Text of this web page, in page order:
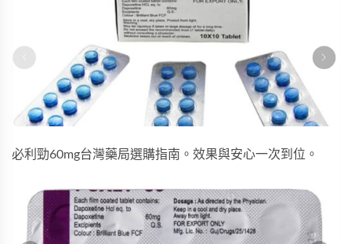
必利勁60mg台灣藥局選購指南。效果與安心一次到位。